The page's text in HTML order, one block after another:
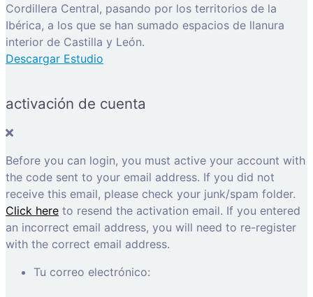
Cordillera Central, pasando por los territorios de la
Ibérica, a los que se han sumado espacios de llanura
interior de Castilla y León.
Descargar Estudio
activación de cuenta
Before you can login, you must active your account with
the code sent to your email address. If you did not
receive this email, please check your junk/spam folder.
Click here to resend the activation email. If you entered
an incorrect email address, you will need to re-register
with the correct email address.
Tu correo electrónico: